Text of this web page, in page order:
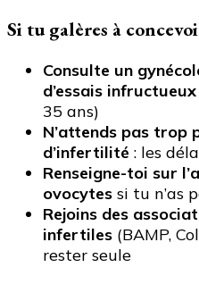
Si tu galères à
Consulte un
d’essais infructueux
35 ans)
N’attends pas trop
d’infertilité : les
Renseigne-toi sur
ovocytes si tu n’as
Rejoins des
infertiles (BAMP,
rester seule